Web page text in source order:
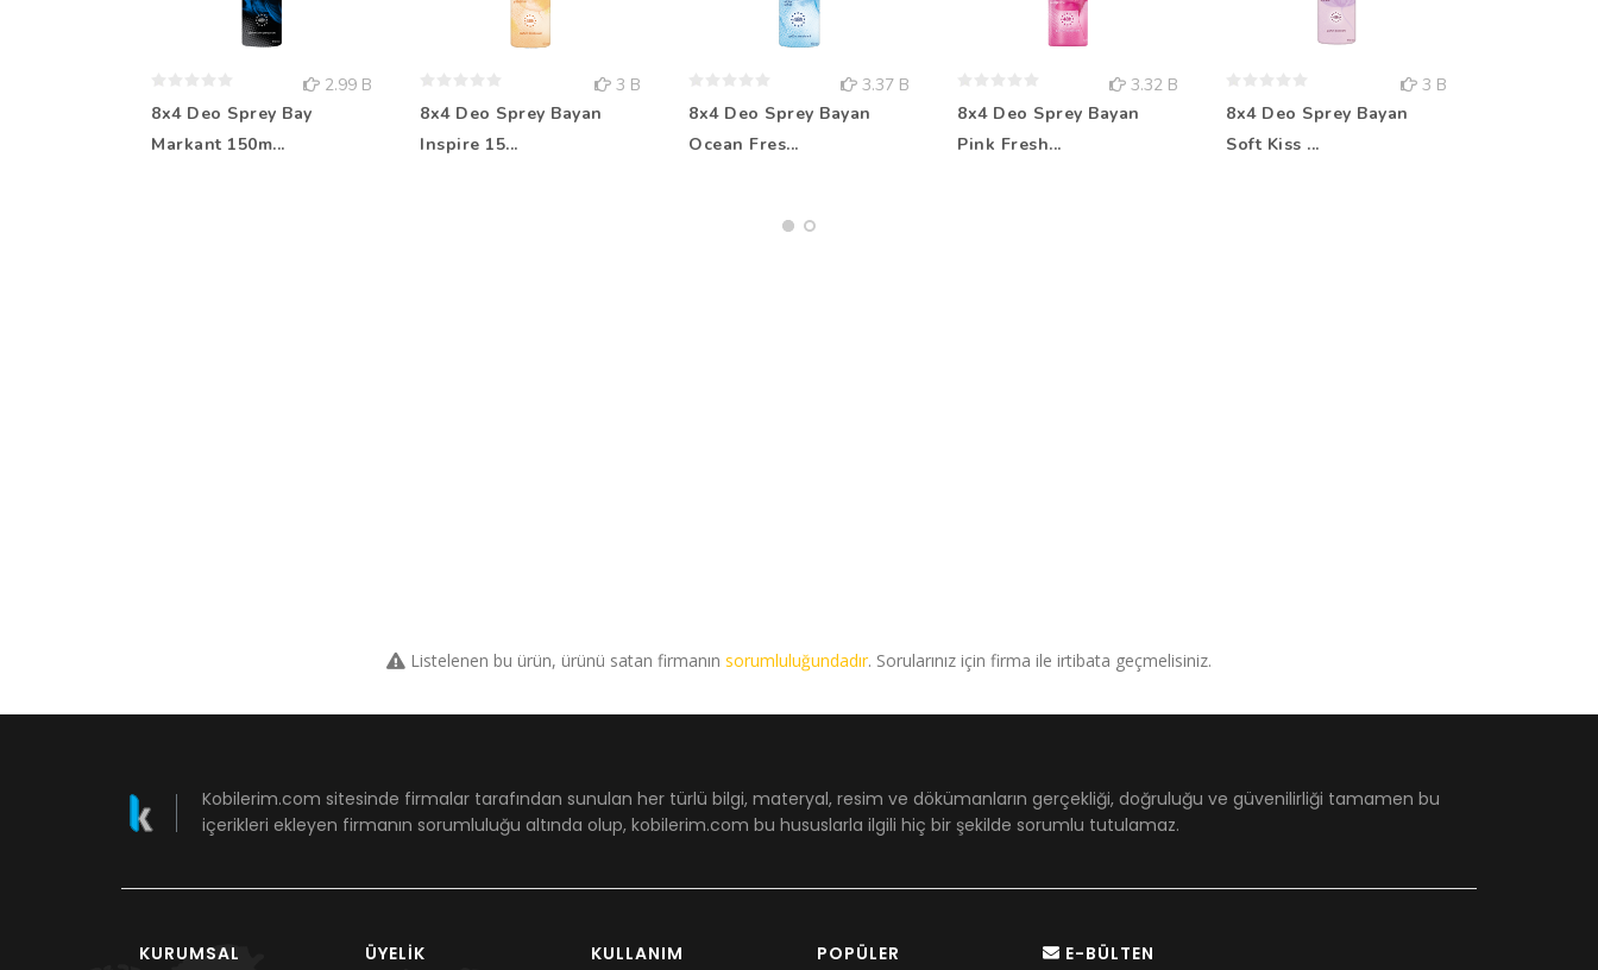
2.99 B
8x4 Deo Sprey Bay
Markant 150m...
3 B
8x4 Deo Sprey Bayan
Inspire 15...
3.37 B
8x4 Deo Sprey Bayan
Ocean Fres...
3.32 B
8x4 Deo Sprey Bayan
Pink Fresh...
3 B
8x4 Deo Sprey Bayan
Soft Kiss ...
Listelenen bu ürün, ürünü satan firmanın sorumluluğundadır. Sorularınız için firma ile irtibata geçmelisiniz.
Kobilerim.com sitesinde firmalar tarafından sunulan her türlü bilgi, materyal, resim ve dökümanların gerçekliği, doğruluğu ve güvenilirliği tamamen bu
içerikleri ekleyen firmanın sorumluluğu altında olup, kobilerim.com bu hususlarla ilgili hiç bir şekilde sorumlu tutulamaz.
KURUMSAL ÜYELIK KULLANIM POPÜLER E-BÜLTEN